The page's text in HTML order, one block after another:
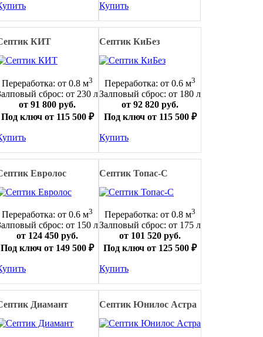
Купить
КИТ
Переработка: от 0.8 м3
сброс: от 230 л
от 91 800 руб.
Под ключ от 115 500 ₽
Септик КиБез
Переработка: от 0.6 м3
Залповый сброс: от 180 л
от 92 820 руб.
Под ключ от 115 500 ₽
Купить
Евролос
Переработка: от 0.6 м3
сброс: от 150 л
от 124 450 руб.
Под ключ от 149 500 ₽
Септик Топас-С
Переработка: от 0.8 м3
Залповый сброс: от 175 л
от 101 520 руб.
Под ключ от 125 500 ₽
Купить
Диамант Септик Юнилос Астра